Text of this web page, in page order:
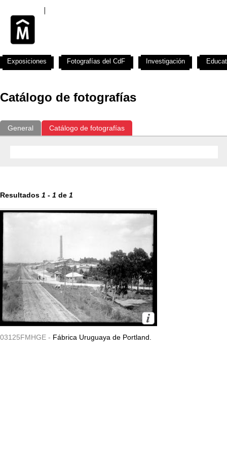
Catálogo de fotografías
General Catálogo de fotografías
Resultados 1 - 1 de 1
03125FMHGE - Fábrica Uruguaya de Portland.
Exposiciones Fotografías del CdF Investigación